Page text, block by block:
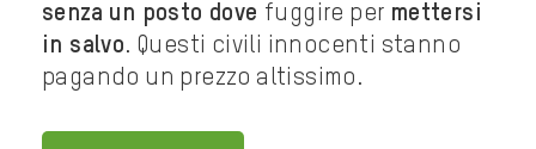
senza un posto dove fuggire per mettersi
in salvo. Questi civili innocenti stanno
pagando un prezzo altissimo.